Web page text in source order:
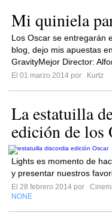
Mi quiniela
Los Oscar se entregarán
blog, dejo mis apuestas
GravityMejor Director:
El 01 marzo 2014 por
Kurtz
La estatuilla
edición de los
Lights es momento de
y presentar nuestros
El 28 febrero 2014 por
NONE